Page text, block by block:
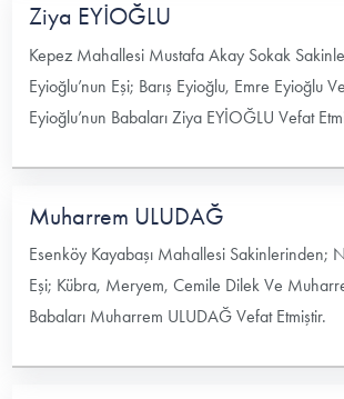
Ziya EYİOĞLU
Kepez Mahallesi Mustafa Akay Sokak
Eyioğlu’nun Eşi; Barış Eyioğlu, Emre Eyioğlu
Eyioğlu’nun Babaları Ziya EYİOĞLU Vefat
Muharrem ULUDAĞ
Esenköy Kayabaşı Mahallesi Sakinlerinden;
Eşi; Kübra, Meryem, Cemile Dilek Ve
Babaları Muharrem ULUDAĞ Vefat Etmiştir.